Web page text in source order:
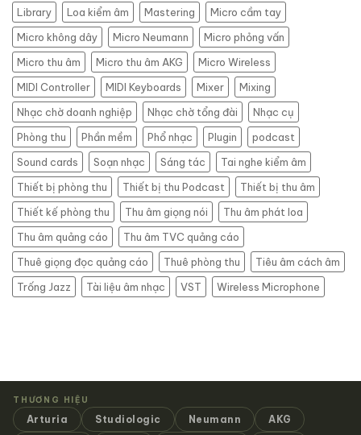
–
Giải
pháp
thu
âm
chuyên
nghiệp,
tiết
kiệm
Library
Loa kiểm âm Mastering
Micro cầm tay
Micro không dây
Micro Neumann
Micro phỏng vấn
Micro thu âm
Micro thu âm AKG
Micro Wireless
MIDI Controller
MIDI Keyboards Mixer
Mixing
Nhạc chờ doanh nghiệp
Nhạc chờ tổng đài
Nhạc cụ
Phòng thu
Phần mềm Phổ nhạc Plugin
podcast
Sound cards
Soạn nhạc Sáng tác
Tai nghe kiểm âm
Thiết bị phòng thu
Thiết bị thu Podcast
Thiết bị thu âm
Thiết kế phòng thu
Thu âm giọng nói
Thu âm phát loa
Thu âm quảng cáo
Thu âm TVC quảng cáo
Thuê giọng đọc quảng cáo
Thuê phòng thu
Tiêu âm cách âm
Trống Jazz
Tài liệu âm nhạc VST Wireless Microphone
THƯƠNG HIỆU
Arturia Studiologic Neumann AKG